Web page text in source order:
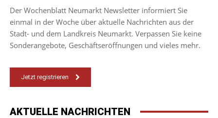
Der Wochenblatt Neumarkt Newsletter informiert Sie
einmal in der Woche über aktuelle Nachrichten aus der
Stadt- und dem Landkreis Neumarkt. Verpassen Sie keine
Sonderangebote, Geschäftseröffnungen und vieles mehr.
Jetzt registrieren
AKTUELLE NACHRICHTEN